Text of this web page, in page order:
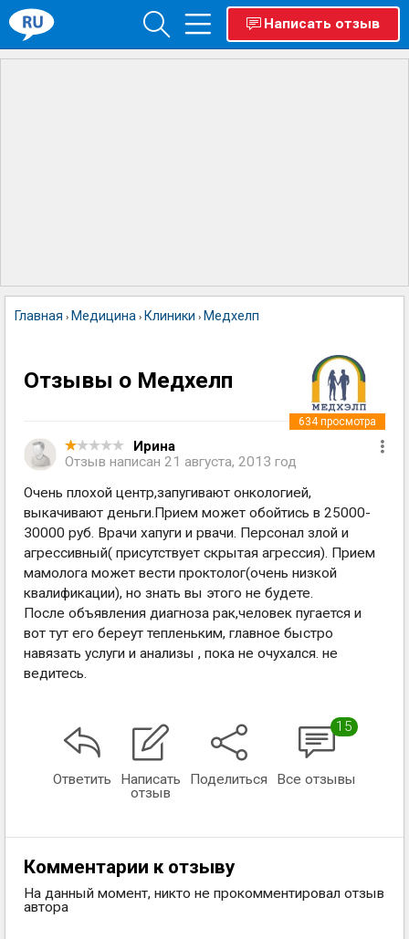
Написать отзыв
Главная › Медицина › Клиники › Медхелп
Отзывы о Медхелп
Ирина
Отзыв написан 21 августа, 2013 год
634просмотра
Очень плохой центр,запугивают онкологией,
выкачивают деньги.Прием может обойтись в 25000-
30000 руб. Врачи хапуги и рвачи. Персонал злой и
агрессивный( присутствует скрытая агрессия). Прием
мамолога может вести проктолог(очень низкой
квалификации), но знать вы этого не будете.
После объявления диагноза рак,человек пугается и
вот тут его береут тепленьким, главное быстро
навязать услуги и анализы , пока не очухался. не
ведитесь.
Ответить
Написать
отзыв
Поделиться
15
Все отзывы
Комментарии к отзыву
На данный момент, никто не прокомментировал отзыв
автора